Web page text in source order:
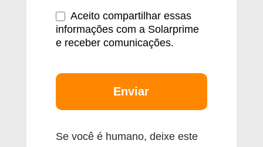
Aceito compartilhar essas
informações com a Solarprime
e receber comunicações.
Enviar
Se você é humano, deixe este